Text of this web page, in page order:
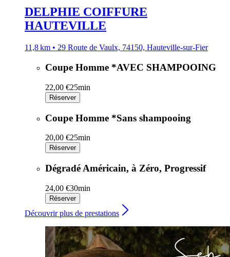
DELPHIE COIFFURE
HAUTEVILLE
11,8 km • 29 Route de Vaulx, 74150, Hauteville-sur-Fier
Coupe Homme *AVEC SHAMPOOING
22,00 €25min
Réserver
Coupe Homme *Sans shampooing
20,00 €25min
Réserver
Dégradé Américain, à Zéro, Progressif
24,00 €30min
Réserver
Découvrir plus de prestations